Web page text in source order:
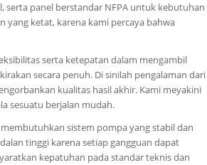
serta panel berstandar NFPA untuk kebutuhan
yang ketat, karena kami percaya bahwa
serta ketepatan dalam mengambil
secara penuh. Di sinilah pengalaman dari
kualitas hasil akhir. Kami meyakini
sesuatu berjalan mudah.
sistem pompa yang stabil dan
tinggi karena setiap gangguan dapat
kepatuhan pada standar teknis dan